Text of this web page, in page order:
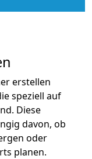
erstellen
speziell auf
Diese
davon, ob
oder
planen.